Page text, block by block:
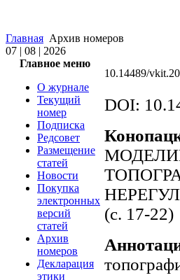
Главная Архив номеров
07 | 08 | 2026
Главное меню
О журнале
Текущий
номер
Подписка
Редсовет
Размещение
статей
Новости
Покупка
электронных
версий
статей
Архив
номеров
Декларация
этики
10.14489/
DOI:
(c. 17-22)